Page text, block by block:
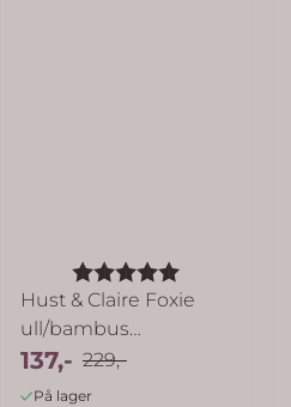
Karakter:
Hust & Claire Foxie
ull/bambus
strømpebukse til ...
137,- 229,-
På lager